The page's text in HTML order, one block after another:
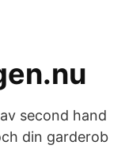
second hand
din garderob